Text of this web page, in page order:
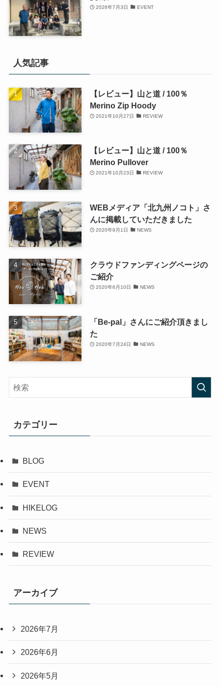
2026年7月3日 EVENT
人気記事
【レビュー】山と道 / 100％
Merino Zip Hoody
2021年10月27日 REVIEW
【レビュー】山と道 / 100％
Merino Pullover
2021年10月23日 REVIEW
WEBメディア「北九州ノコト」さ
んに掲載していただきました
2020年9月1日 NEWS
クラウドファンディングページの
ご紹介
2020年6月10日 NEWS
「Be-pal」さんにご紹介頂きまし
た
2020年7月24日 NEWS
カテゴリー
BLOG
EVENT
HIKELOG
NEWS
REVIEW
アーカイブ
2026年7月
2026年6月
2026年5月